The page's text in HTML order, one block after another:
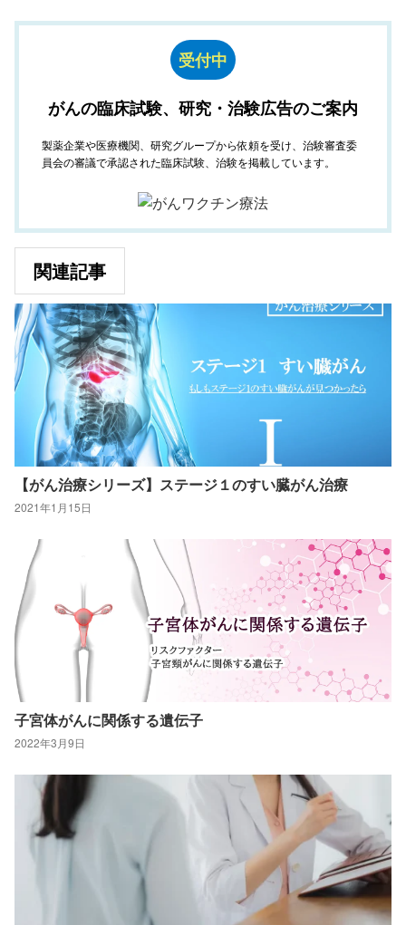
受付中
がんの臨床試験、研究・治験広告のご案内
製薬企業や医療機関、研究グループから依頼を受け、治験審査委
員会の審議で承認された臨床試験、治験を掲載しています。
関連記事
【がん治療シリーズ】ステージ１のすい臓がん治療
2021年1月15日
子宮体がんに関係する遺伝子
2022年3月9日